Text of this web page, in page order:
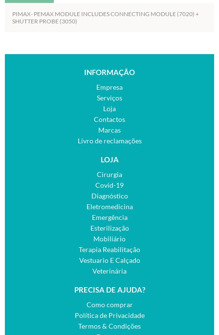
PIMAX- PEMAX MODULE INCLUDES CONNECTING MODULE (7020) +
SHUTTER PROBE (3050)
INFORMAÇÃO
Empresa
Serviços
Loja
Contactos
Marcas
Livro de reclamações
LOJA
Cirurgia
Covid-19
Diagnóstico
Eletromedicina
Emergência
Esterilização
Mobiliário
Terapia Reabilitação
Vestuario E Calçado
Veterinária
PRECISA DE AJUDA?
Como comprar
Política de Privacidade
Termos & Condições